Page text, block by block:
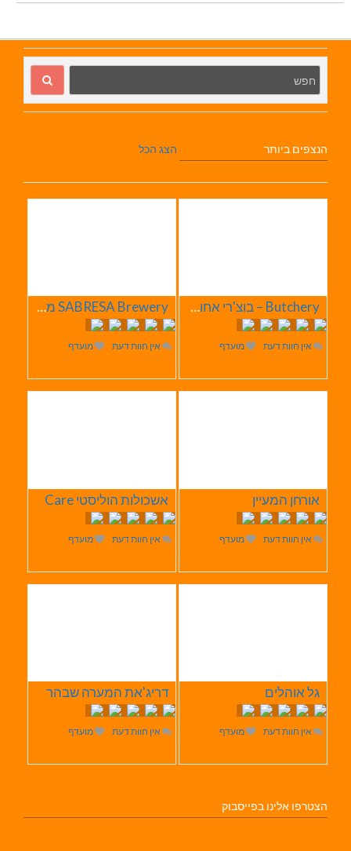
הנצפים ביותר הצג הכל
Butchery – בוצ'רי אחוזת הבשר
אין חוות דעת מועדף
SABRESA Brewery מבשלת שיכר | מבשלת בירה
אין חוות דעת מועדף
אורחן המעיין
אין חוות דעת מועדף
אשכולות הוליסטי Care
אין חוות דעת מועדף
גל אוהלים
אין חוות דעת מועדף
דריג'את המערה שבהר
אין חוות דעת מועדף
הצטרפו אלינו בפייסבוק